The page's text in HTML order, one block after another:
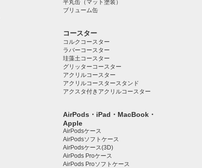
平丸缶（マット塗装）
ブリューム缶
コースター
コルクコースター
ラバーコースター
珪藻土コースター
グリッターコースター
アクリルコースター
アクリルコースタースタンド
アクスタ付きアクリルコースター
AirPods・iPad・MacBook・
Apple
AirPodsケース
AirPodsソフトケース
AirPodsケース(3D)
AirPods Proケース
AirPods Proソフトケース